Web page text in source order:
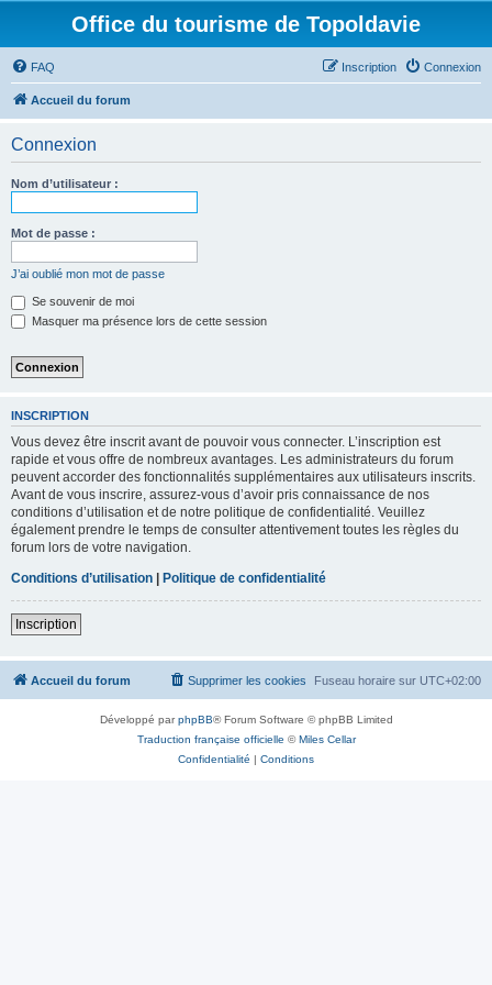
Office du tourisme de Topoldavie
FAQ Connexion
Inscription
Accueil du forum
Connexion
Nom d’utilisateur :
Mot de passe :
J’ai oublié mon mot de passe
Se souvenir de moi
Masquer ma présence lors de cette session
INSCRIPTION
Vous devez être inscrit avant de pouvoir vous connecter. L’inscription est
rapide et vous offre de nombreux avantages. Les administrateurs du forum
peuvent accorder des fonctionnalités supplémentaires aux utilisateurs inscrits.
Avant de vous inscrire, assurez-vous d’avoir pris connaissance de nos
conditions d’utilisation et de notre politique de confidentialité. Veuillez
également prendre le temps de consulter attentivement toutes les règles du
forum lors de votre navigation.
Conditions d’utilisation | Politique de confidentialité
Inscription
Accueil du forum Fuseau horaire sur UTC+02:00
Supprimer les cookies
Développé parphpBB® Forum Software © phpBB Limited
Traduction française officielle ©Miles Cellar
Confidentialité | Conditions